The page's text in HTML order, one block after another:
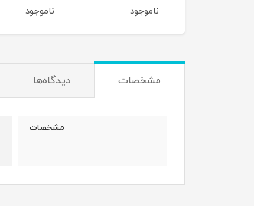
ناموجود ناموجود
مشخصات دیدگاه‌ها
مشخصات